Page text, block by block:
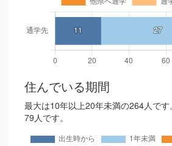
住んでいる期間
最大は10年以上20年未満の264人で
79人です。